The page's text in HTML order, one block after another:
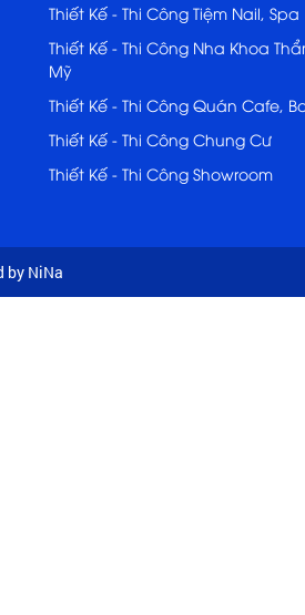
Thiết Kế - Thi Công Tiệm Nail, Spa
Thiết Kế - Thi Công Nha Khoa
Mỹ
Thiết Kế - Thi Công Quán Cafe,
Thiết Kế - Thi Công Chung Cư
Thiết Kế - Thi Công Showroom
by NiNa